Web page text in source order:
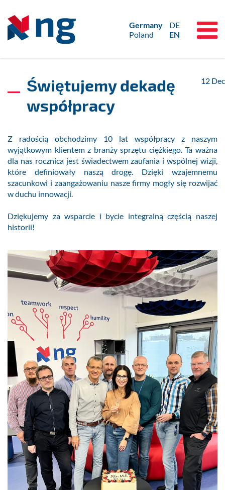
Germany
Poland
DE
EN
Świętujemy dekadę
współpracy
12 Dec
Z radością obchodzimy 10 lat współpracy z naszym
wyjątkowym klientem z branży sprzętu ciężkiego. Ta ważna
dla nas rocznica jest świadectwem zaufania i wspólnej wizji,
które definiowały naszą drogę. Dzięki wzajemnemu
szacunkowi i zaangażowaniu nasze firmy mogły się rozwijać
w duchu innowacji.
Dziękujemy za wsparcie i bycie integralną częścią naszej
historii!